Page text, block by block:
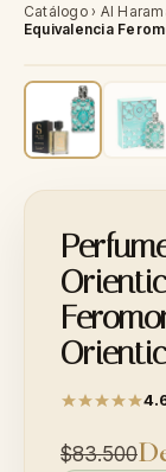
Catálogo› Al
Equivalencia
-40%
$83.500